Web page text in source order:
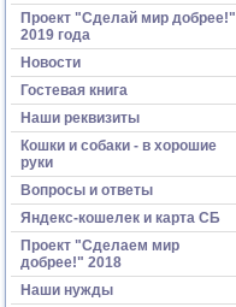
Проект "Сделай мир добрее!"
2019 года
Новости
Гостевая книга
Наши реквизиты
Кошки и собаки - в хорошие
руки
Вопросы и ответы
Яндекс-кошелек и карта СБ
Проект "Сделаем мир
добрее!" 2018
Наши нужды